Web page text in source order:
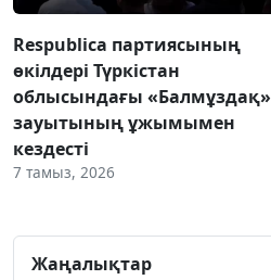
Respublica партиясының
өкілдері Түркістан
облысындағы «Балмұздақ»
зауытының ұжымымен
кездесті
7 тамыз, 2026
Жаңалықтар